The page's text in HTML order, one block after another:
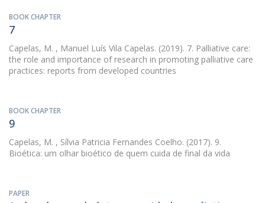
BOOK CHAPTER
7
Capelas, M. , Manuel Luís Vila Capelas. (2019). 7. Palliative care:
the role and importance of research in promoting palliative care
practices: reports from developed countries
BOOK CHAPTER
9
Capelas, M. , Sílvia Patricia Fernandes Coelho. (2017). 9.
Bioética: um olhar bioético de quem cuida de final da vida
PAPER